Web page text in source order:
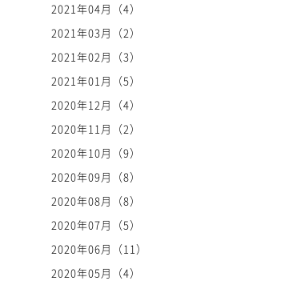
2021年04月（4）
2021年03月（2）
2021年02月（3）
2021年01月（5）
2020年12月（4）
2020年11月（2）
2020年10月（9）
2020年09月（8）
2020年08月（8）
2020年07月（5）
2020年06月（11）
2020年05月（4）